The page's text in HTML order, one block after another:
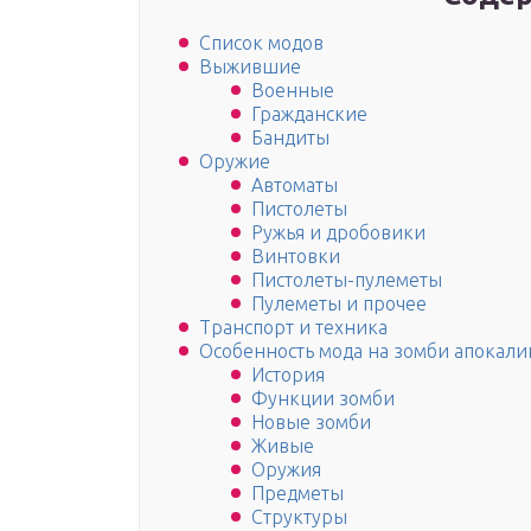
Список модов
Выжившие
Военные
Гражданские
Бандиты
Оружие
Автоматы
Пистолеты
Ружья и дробовики
Винтовки
Пистолеты-пулеметы
Пулеметы и прочее
Транспорт и техника
Особенность мода на зомби
История
Функции зомби
Новые зомби
Живые
Оружия
Предметы
Структуры